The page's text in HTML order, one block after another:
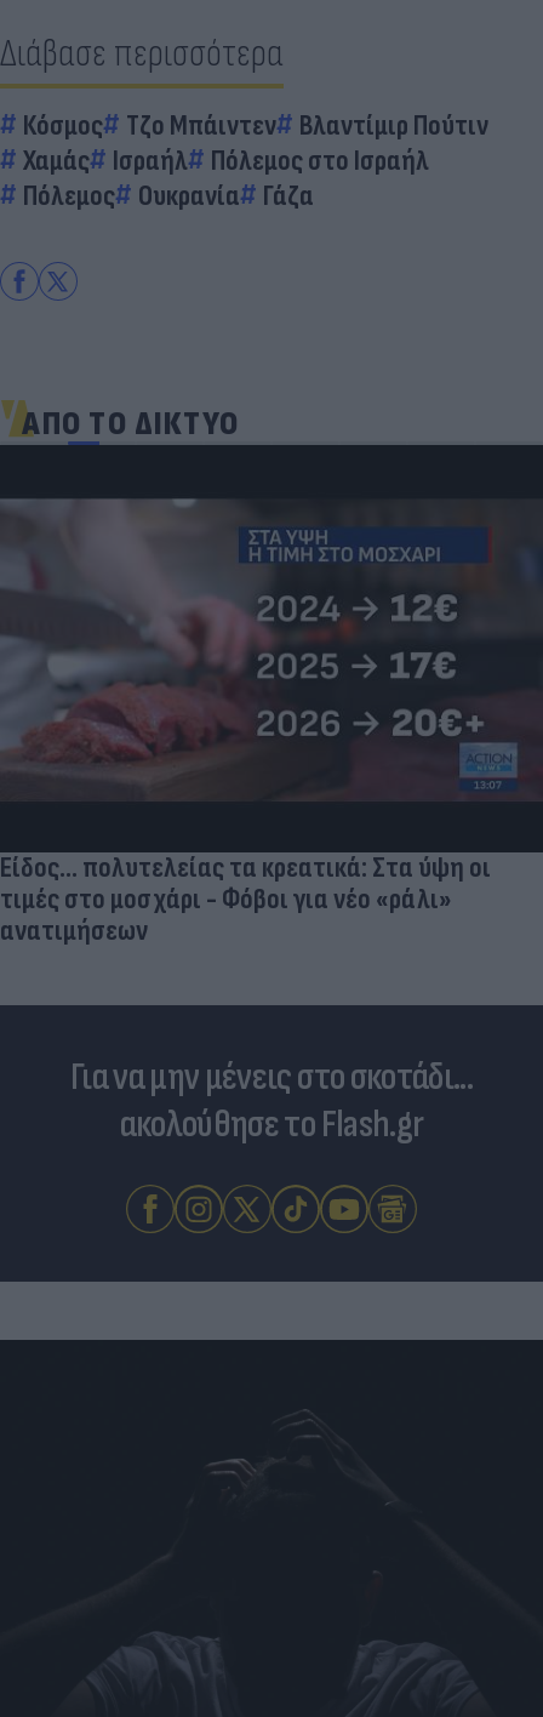
Διάβασε περισσότερα
Κόσμος Τζο Μπάιντεν
Βλαντίμιρ Πούτιν
Χαμάς
Ισραήλ
Πόλεμος στο Ισραήλ
Πόλεμος
Ουκρανία Γάζα
ΑΠΟ ΤΟ ΔΙΚΤΥΟ
Είδος... πολυτελείας τα κρεατικά: Στα ύψη οι
τιμές στο μοσχάρι - Φόβοι για νέο «ράλι»
ανατιμήσεων
Για να μην μένεις στο σκοτάδι...
ακολούθησε το Flash.gr